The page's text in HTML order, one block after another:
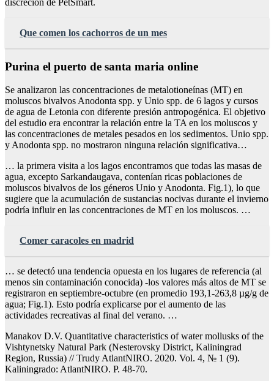
discreción de PetSmart.
Que comen los cachorros de un mes
Purina el puerto de santa maria online
Se analizaron las concentraciones de metalotioneínas (MT) en
moluscos bivalvos Anodonta spp. y Unio spp. de 6 lagos y cursos
de agua de Letonia con diferente presión antropogénica. El objetivo
del estudio era encontrar la relación entre la TA en los moluscos y
las concentraciones de metales pesados en los sedimentos. Unio spp.
y Anodonta spp. no mostraron ninguna relación significativa…
… la primera visita a los lagos encontramos que todas las masas de
agua, excepto Sarkandaugava, contenían ricas poblaciones de
moluscos bivalvos de los géneros Unio y Anodonta. Fig.1), lo que
sugiere que la acumulación de sustancias nocivas durante el invierno
podría influir en las concentraciones de MT en los moluscos. …
Comer caracoles en madrid
… se detectó una tendencia opuesta en los lugares de referencia (al
menos sin contaminación conocida) -los valores más altos de MT se
registraron en septiembre-octubre (en promedio 193,1-263,8 µg/g de
agua; Fig.1). Esto podría explicarse por el aumento de las
actividades recreativas al final del verano. …
Manakov D.V. Quantitative characteristics of water mollusks of the
Vishtynetsky Natural Park (Nesterovsky District, Kaliningrad
Region, Russia) // Trudy AtlantNIRO. 2020. Vol. 4, № 1 (9).
Kaliningrado: AtlantNIRO. P. 48-70.